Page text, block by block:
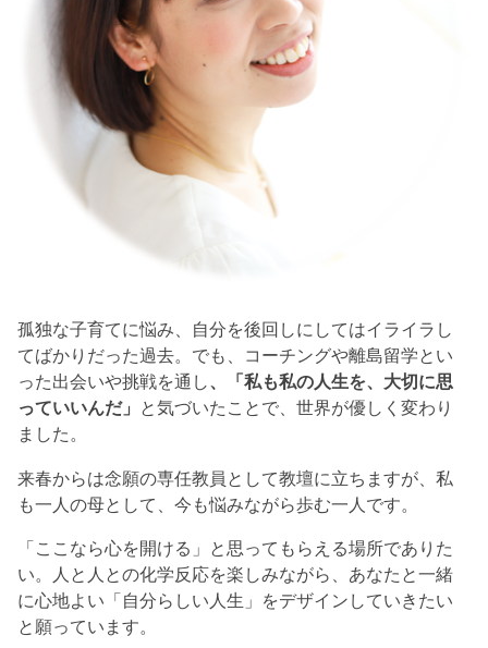
孤独な子育てに悩み、自分を後回しにしてはイライラし
てばかりだった過去。でも、コーチングや離島留学とい
った出会いや挑戦を通し、「私も私の人生を、大切に思
っていいんだ」 と気づいたことで、世界が優しく変わり
ました。
来春からは念願の専任教員として教壇に立ちますが、私
も一人の母として、今も悩みながら歩む一人です。
「ここなら心を開ける」と思ってもらえる場所でありた
い。人と人との化学反応を楽しみながら、あなたと一緒
に心地よい「自分らしい人生」をデザインしていきたい
と願っています。